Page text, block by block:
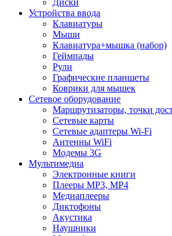
Диски
Устройства ввода
Клавиатуры
Мыши
Клавиатура+мышка (набор)
Геймпады
Рули
Графические планшеты
Коврики для мышек
Сетевое оборудование
Маршрутизаторы, точки
Сетевые карты
Сетевые адаптеры Wi-Fi
Антенны WiFi
Модемы 3G
Мультимедиа
Электронные книги
Плееры MP3, MP4
Медиаплееры
Диктофоны
Акустика
Наушники